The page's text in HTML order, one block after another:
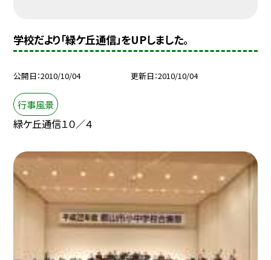
学校だより「緑ケ丘通信」をUPしました。
公開日 2010/10/04 更新日 2010/10/04
行事風景
緑ケ丘通信１０／４